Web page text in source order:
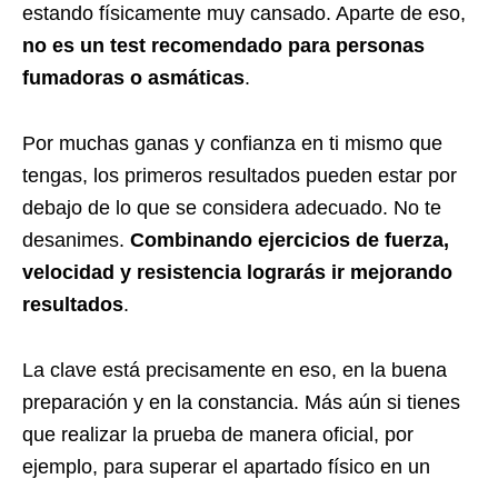
estando físicamente muy cansado. Aparte de eso,
no es un test recomendado para personas
fumadoras o asmáticas.
Por muchas ganas y confianza en ti mismo que
tengas, los primeros resultados pueden estar por
debajo de lo que se considera adecuado. No te
desanimes. Combinando ejercicios de fuerza,
velocidad y resistencia lograrás ir mejorando
resultados.
La clave está precisamente en eso, en la buena
preparación y en la constancia. Más aún si tienes
que realizar la prueba de manera oficial, por
ejemplo, para superar el apartado físico en un